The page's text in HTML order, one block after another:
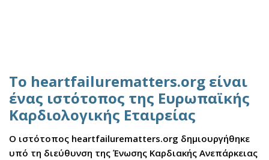
Το heartfailurematters.org είναι
ένας ιστότοπος της Ευρωπαϊκής
Καρδιολογικής Εταιρείας
Ο ιστότοπος heartfailurematters.org δημιουργήθηκε
υπό τη διεύθυνση της Ένωσης Καρδιακής Ανεπάρκειας